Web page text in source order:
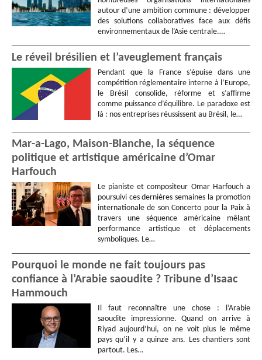
autour d’une ambition commune : développer
des solutions collaboratives face aux défis
environnementaux de l’Asie centrale.…
Le réveil brésilien et l’aveuglement français
Pendant que la France s’épuise dans une
compétition réglementaire interne à l’Europe,
le Brésil consolide, réforme et s’affirme
comme puissance d’équilibre. Le paradoxe est
là : nos entreprises réussissent au Brésil, le…
Mar-a-Lago, Maison-Blanche, la séquence
politique et artistique américaine d’Omar
Harfouch
Le pianiste et compositeur Omar Harfouch a
poursuivi ces dernières semaines la promotion
internationale de son Concerto pour la Paix à
travers une séquence américaine mêlant
performance artistique et déplacements
symboliques. Le…
Pourquoi le monde ne fait toujours pas
confiance à l’Arabie saoudite ? Tribune d’Isaac
Hammouch
Il faut reconnaître une chose : l’Arabie
saoudite impressionne. Quand on arrive à
Riyad aujourd’hui, on ne voit plus le même
pays qu’il y a quinze ans. Les chantiers sont
partout. Les…